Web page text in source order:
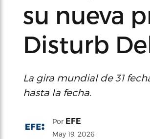
su nueva
Disturb
La gira mundial de 31
hasta la fecha.
Por EFE
May 19, 2026